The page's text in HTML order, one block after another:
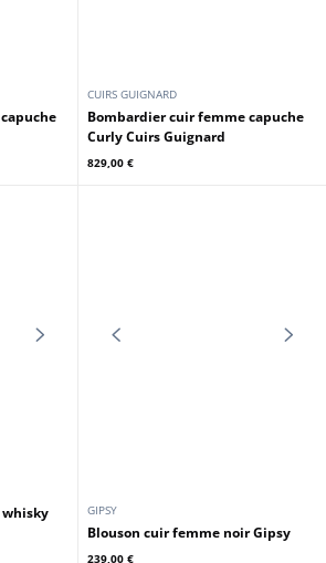
CUIRS GUIGNARD
Bombardier cuir femme Curly
Cuirs Guignard
CUIRS GUIGNARD
Bombardier cuir femme capuche
Curly Cuirs Guignard